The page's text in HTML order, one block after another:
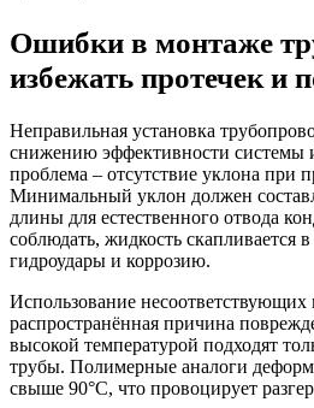
Ошибки в монтаже
избежать протечек и
Неправильная установка
снижению эффективности системы
проблема – отсутствие уклона при
Минимальный уклон должен
длины для естественного отвода
соблюдать, жидкость скапливается
гидроудары и коррозию.
Использование несоответствующих
распространённая причина
высокой температурой подходят
трубы. Полимерные аналоги
свыше 90°C, что провоцирует